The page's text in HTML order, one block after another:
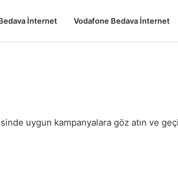
İnternet Vodafone Bedava İnternet
uygun kampanyalara göz atın ve